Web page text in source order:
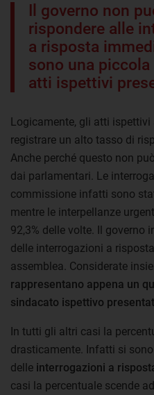
Il governo non
rispondere alle
a risposta
sono una
atti ispettivi
Logicamente, gli atti
registrare un alto tasso di
Anche perché questo non
dai parlamentari. Le
commissione infatti sono
mentre le interpellanze
92,3% delle volte. Il governo
delle interrogazioni a
assemblea. Considerate
rappresentano appena un
sindacato ispettivo
In tutti gli altri casi la
drasticamente. Infatti si
delle interrogazioni a
casi la percentuale scende